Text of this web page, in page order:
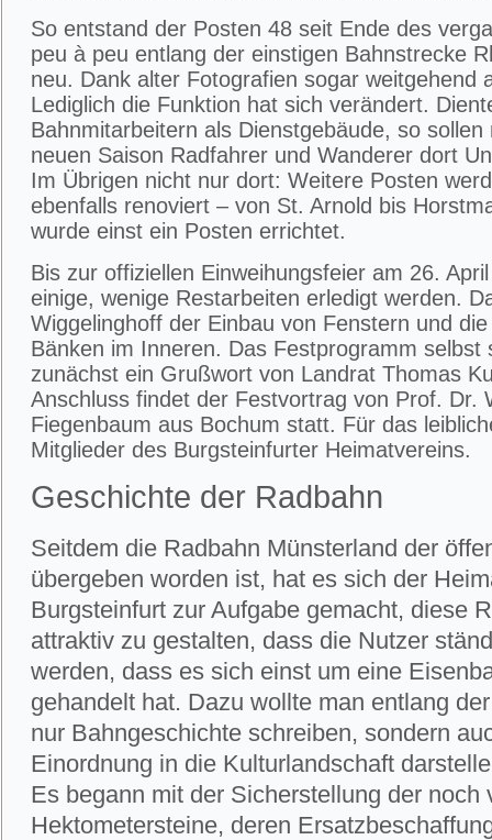
So entstand der Posten 48 seit Ende des
peu à peu entlang der einstigen Bahnstrecke
neu. Dank alter Fotografien sogar weitgehend
Lediglich die Funktion hat sich verändert.
Bahnmitarbeitern als Dienstgebäude, so sollen
neuen Saison Radfahrer und Wanderer dort
Im Übrigen nicht nur dort: Weitere Posten
ebenfalls renoviert – von St. Arnold bis
wurde einst ein Posten errichtet.
Bis zur offiziellen Einweihungsfeier am 26.
einige, wenige Restarbeiten erledigt werden.
Wiggelinghoff der Einbau von Fenstern und
Bänken im Inneren. Das Festprogramm selbst
zunächst ein Grußwort von Landrat Thomas
Anschluss findet der Festvortrag von Prof. Dr.
Fiegenbaum aus Bochum statt. Für das
Mitglieder des Burgsteinfurter Heimatvereins.
Geschichte der Radbahn
Seitdem die Radbahn Münsterland der
übergeben worden ist, hat es sich der
Burgsteinfurt zur Aufgabe gemacht, diese
attraktiv zu gestalten, dass die Nutzer
werden, dass es sich einst um eine
gehandelt hat. Dazu wollte man entlang
nur Bahngeschichte schreiben, sondern
Einordnung in die Kulturlandschaft
Es begann mit der Sicherstellung der noch
Hektometersteine, deren